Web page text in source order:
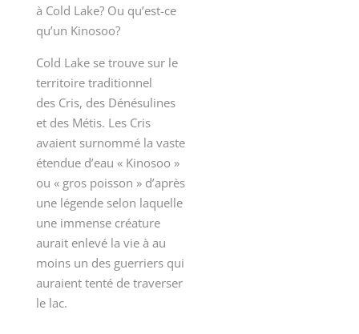
à Cold Lake? Ou qu’est-ce
qu’un Kinosoo?
Cold Lake se trouve sur le
territoire traditionnel
des Cris, des Dénésulines
et des Métis. Les Cris
avaient surnommé la vaste
étendue d’eau « Kinosoo »
ou « gros poisson » d’après
une légende selon laquelle
une immense créature
aurait enlevé la vie à au
moins un des guerriers qui
auraient tenté de traverser
le lac.